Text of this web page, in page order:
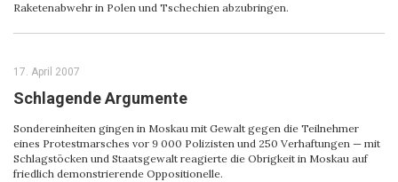
Raketenabwehr in Polen und Tschechien abzubringen.
17. April 2007
Schlagende Argumente
Sondereinheiten gingen in Moskau mit Gewalt gegen die Teilnehmer
eines Protestmarsches vor 9 000 Polizisten und 250 Verhaftungen — mit
Schlagstöcken und Staatsgewalt reagierte die Obrigkeit in Moskau auf
friedlich demonstrierende Oppositionelle.